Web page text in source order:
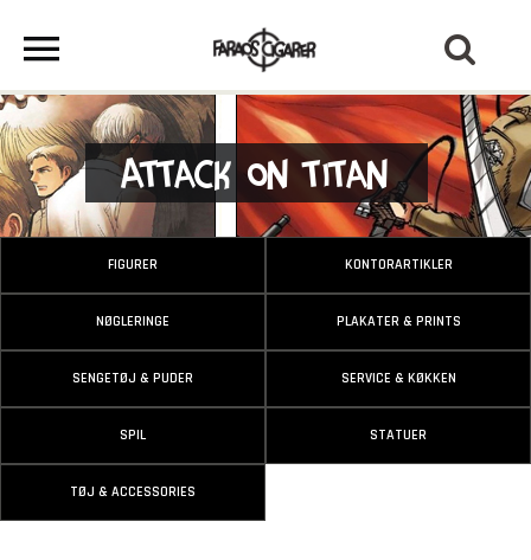
Attack on Titan
FIGURER KONTORARTIKLER
NØGLERINGE PLAKATER & PRINTS
SENGETØJ & PUDER SERVICE & KØKKEN
SPIL STATUER
TØJ & ACCESSORIES